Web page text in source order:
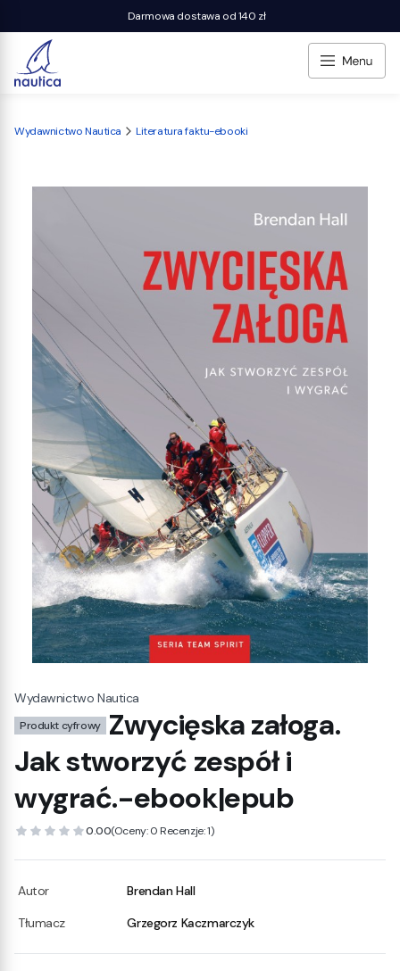
Darmowa dostawa od 140 zł
Wydawnictwo Nautica Literatura faktu-ebooki
Wydawnictwo Nautica
Produkt cyfrowy
Zwycięska załoga.
Jak stworzyć zespół i
wygrać.-ebook|epub
0.00(Oceny: 0 Recenzje: 1)
Autor
Brendan Hall
Tłumacz
Grzegorz Kaczmarczyk